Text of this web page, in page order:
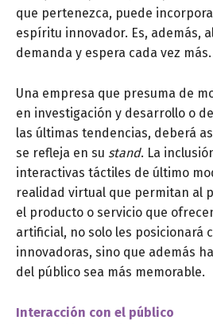
que pertenezca, puede
espíritu innovador. Es, además,
demanda y espera cada vez más.
Una empresa que presuma de
en investigación y desarrollo o
las últimas tendencias, deberá
se refleja en su stand. La
interactivas táctiles de último
realidad virtual que permitan al
el producto o servicio que
artificial, no solo les posicionará
innovadoras, sino que además
del público sea más memorable.
Interacción con el público